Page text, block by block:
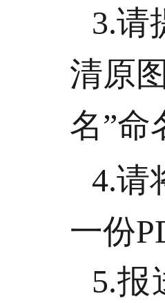
3.请
清原
名”命
4.请
一份
5.报